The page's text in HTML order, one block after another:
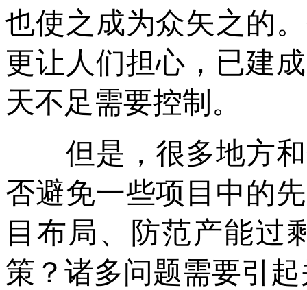
也使之成为众矢之的
更让人们担心，已建
天不足需要控制。
但是，很多地方和
否避免一些项目中的
目布局、防范产能过
策？诸多问题需要引